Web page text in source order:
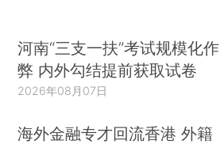
河南“三支一扶”考试规模化作
弊 内外勾结提前获取试卷
2026年08月07日
海外金融专才回流香港 外籍